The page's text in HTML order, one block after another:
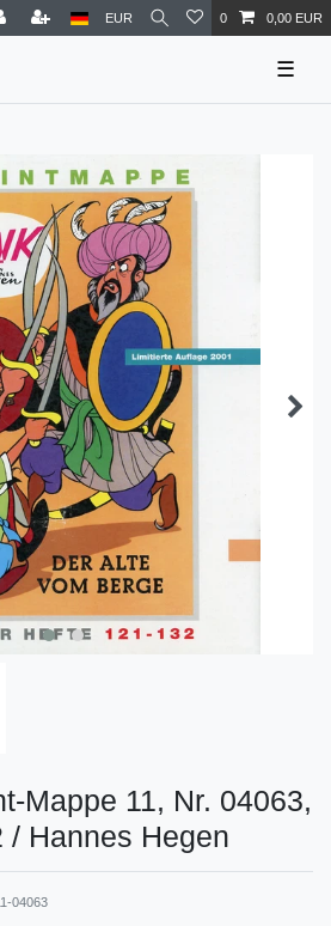
EUR 0 0,00 EUR
☰
Mappe 11, Nr. 04063,
/ Hannes Hegen
04063